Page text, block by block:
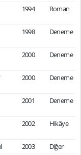
1994 Roman
1998 Deneme
2000 Deneme
2000 Deneme
2001 Deneme
2002 Hikâye
2003
Diğer